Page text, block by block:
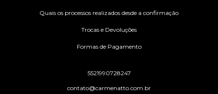
Quais os processos realizados desde a confirmação
Trocas e Devoluções
Formas de Pagamento
5521990728247
contato@carmenatto.com.br